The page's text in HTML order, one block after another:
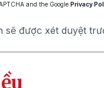
and the Google Privacy
sẽ được xét duyệt